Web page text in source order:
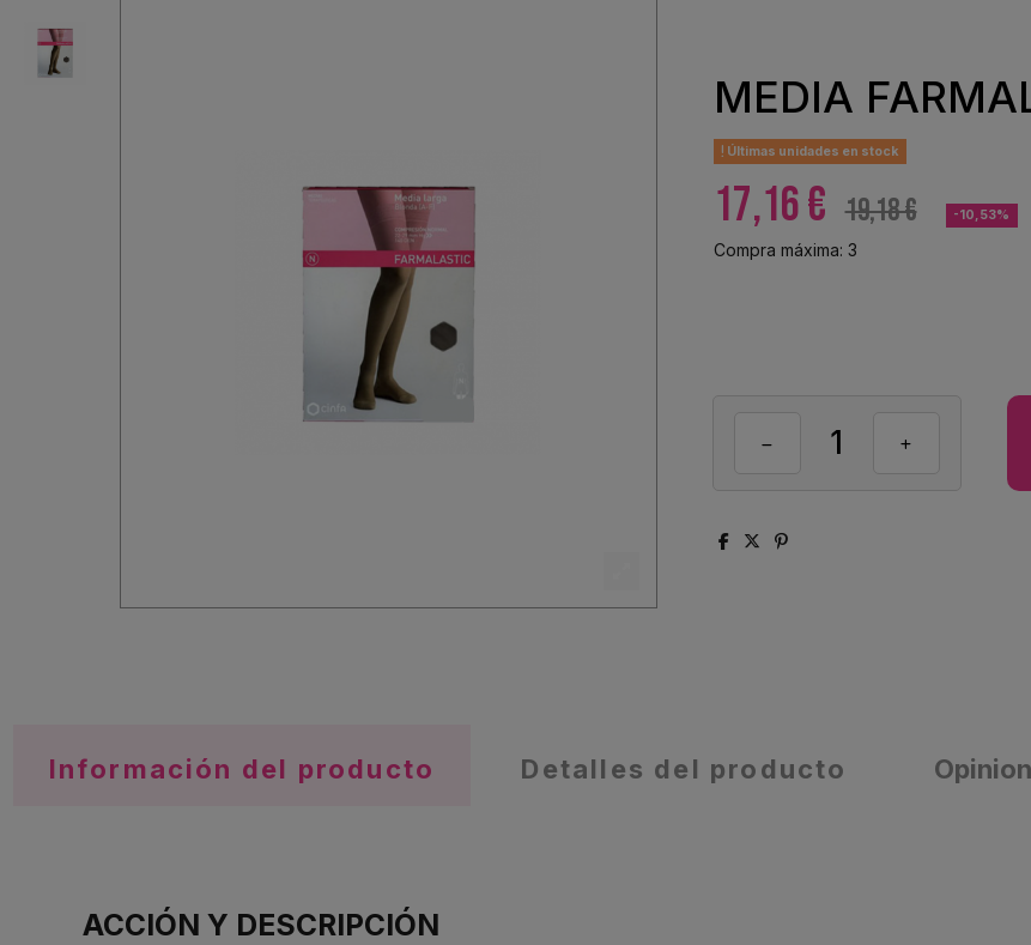
MEDIA
Últimas unidades en stock
17,16 € 19,18 € -10,53%
Compra máxima: 3
Información del producto Detalles del producto
ACCIÓN Y DESCRIPCIÓN